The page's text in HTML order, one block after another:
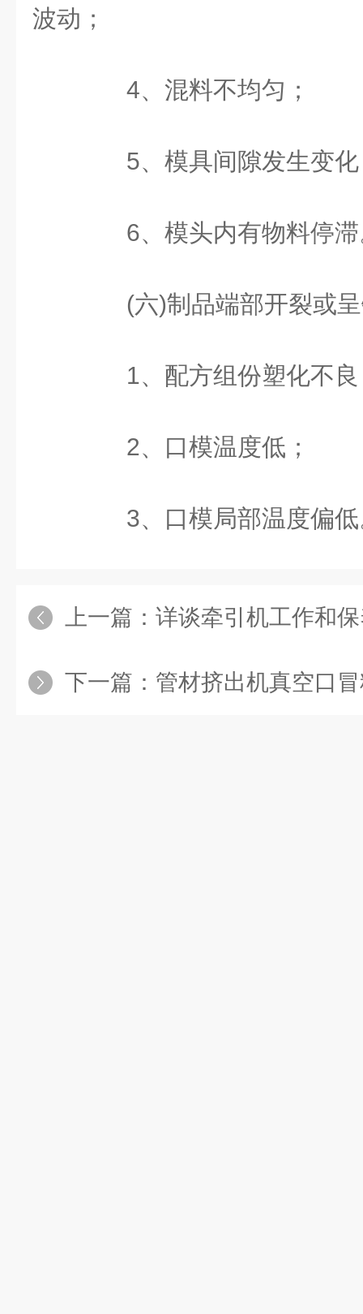
波动；
4、混料不均匀；
5、模具间隙发生变化
6、模头内有物料停滞
(六)制品端部开裂或呈
1、配方组份塑化不良
2、口模温度低；
3、口模局部温度偏低
上一篇： 详谈牵引机工作和
下一篇： 管材挤出机真空口